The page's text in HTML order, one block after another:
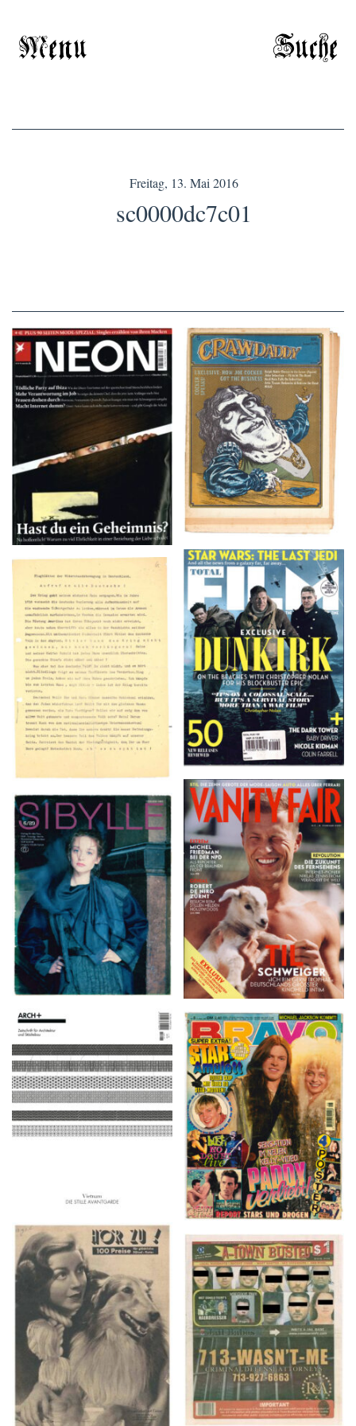
Menu Suche
Freitag, 13. Mai 2016
sc0000dc7c01
NEON – OKTOBER
2008
Crawdaddy – June/11/72
TOTAL FILM #260 –
SUMMER 2017
Flugblätter der Weissen
Rose – V, Januar 1943
VANITY FAIR – Nr. 7 –
8. Februar 2007
SIBYLLE 6/89
ARCH+ Nr. 226, Herbst
2016
BRAVO – Nr. 8, 13. Febr.
1997
HÖR ZU! – 1949,
NUMMER 10, Woche
vom 27. Februar bis 05.
März
A-TOWN BUSTED –
8/15/16–9/1/16